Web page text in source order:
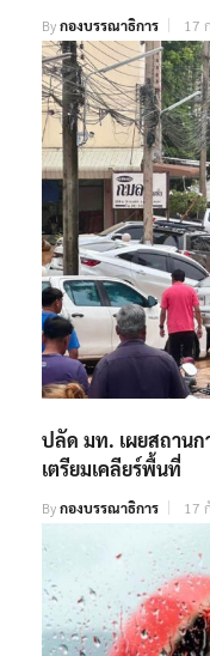
Byกองบรรณาธิการ 17
ปลัด มท. เผยสถาน
เตรียมเคลียร์พื้นที่
Byกองบรรณาธิการ 17